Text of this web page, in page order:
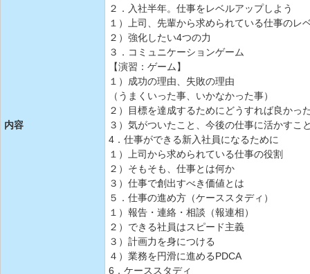
内容
２．入社半年。仕事をレベルアップしよう
１）上司、先輩から求められている仕事のレ
２）強化したい4つの力
３．コミュニケーションゲーム
【演習：ゲーム】
１）成功の理由、失敗の理由
（うまくいった事、いかなかった事）
２）目標を達成するためにどうすれば良かっ
３）気がついたこと、今後の仕事に活かすこ
4．仕事ができる新入社員になるために
１）上司から求められている仕事の役割
２）そもそも、仕事とは何か
３）仕事で創出すべき価値とは
５．仕事の進め方（ケーススタディ）
１）報告・連絡・相談（報連相）
２）できる社員はスピード主義
３）計画力を身につける
４）業務を円滑に進めるPDCA
6．ケーススタディ